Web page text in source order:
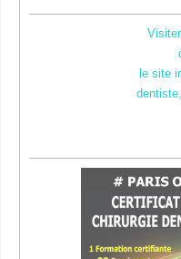
le site